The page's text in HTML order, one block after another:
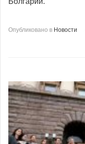
Опубликовано в Новости